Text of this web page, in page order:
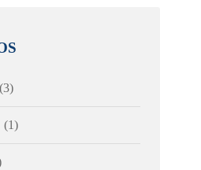
(3)
(1)